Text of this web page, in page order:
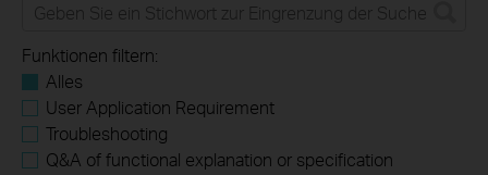
Funktionen filtern:
Alles
User Application Requirement
Troubleshooting
Q&A of functional explanation or specification